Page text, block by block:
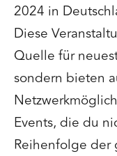
2024 in
Diese
Quelle für
sondern bieten
Events, die du
Reihenfolge der